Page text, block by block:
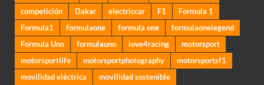
competición
Dakar electriccar F1
Formula 1
Formula1
formulaone formula one
formulaonelegend
Formula Uno
formulauno love4racing
motorsport
motorsportlife
motorsportphotography
motorsportsf1
movilidad eléctrica
movilidad sostenible